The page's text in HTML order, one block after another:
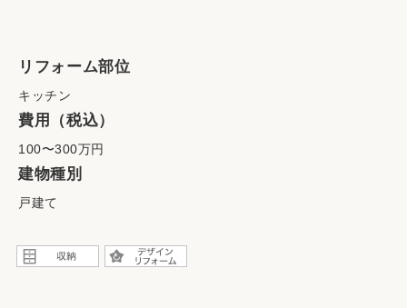
リフォーム部位
キッチン
費用（税込）
100〜300万円
建物種別
戸建て